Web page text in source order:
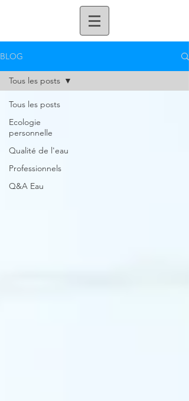
BLOG
Tous les posts
Ecologie
personnelle
Qualité de l'eau
Professionnels
Q&A Eau
Tous les posts